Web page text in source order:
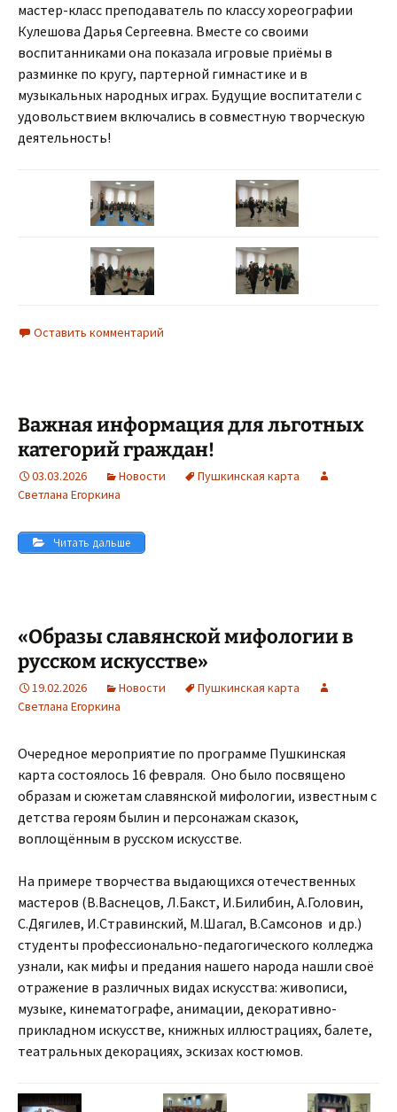
мастер-класс преподаватель по классу хореографии
Кулешова Дарья Сергеевна. Вместе со своими
воспитанниками она показала игровые приёмы в
разминке по кругу, партерной гимнастике и в
музыкальных народных играх. Будущие воспитатели с
удовольствием включались в совместную творческую
деятельность!
Оставить комментарий
Важная информация для льготных
категорий граждан!
03.03.2026 Новости
Пушкинская карта
Светлана Егоркина
Читать дальше
«Образы славянской мифологии в
русском искусстве»
19.02.2026 Новости
Пушкинская карта
Светлана Егоркина
Очередное мероприятие по программе Пушкинская
карта состоялось 16 февраля. Оно было посвящено
образам и сюжетам славянской мифологии, известным с
детства героям былин и персонажам сказок,
воплощённым в русском искусстве.
На примере творчества выдающихся отечественных
мастеров (В.Васнецов, Л.Бакст, И.Билибин, А.Головин,
С.Дягилев, И.Стравинский, М.Шагал, В.Самсонов и др.)
студенты профессионально-педагогического колледжа
узнали, как мифы и предания нашего народа нашли своё
отражение в различных видах искусства: живописи,
музыке, кинематографе, анимации, декоративно-
прикладном искусстве, книжных иллюстрациях, балете,
театральных декорациях, эскизах костюмов.